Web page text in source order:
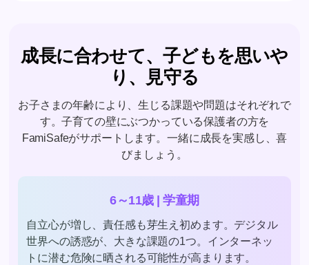
成長に合わせて、子どもを思いや
り、見守る
お子さまの年齢により、生じる課題や問題はそれぞれで
す。子育ての壁にぶつかっている保護者の方を
FamiSafeがサポートします。一緒に成長を実感し、喜
びましょう。
6～11歳 | 学童期
自立心が増し、責任感も芽生え初めます。デジタル
世界への誘惑が、大きな課題の1つ。インターネッ
トに潜む危険に晒される可能性が高まります。